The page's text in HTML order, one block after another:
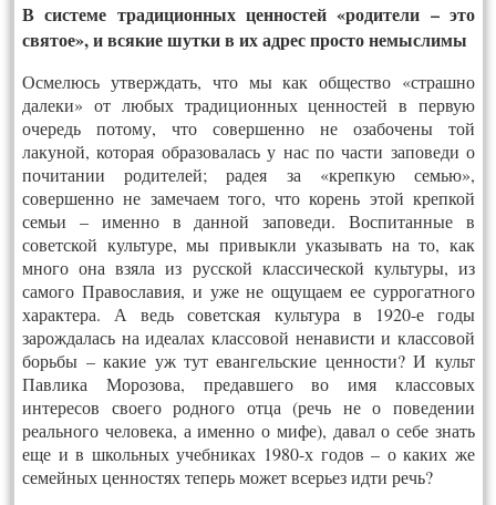
В системе традиционных ценностей «родители – это
святое», и всякие шутки в их адрес просто немыслимы
Осмелюсь утверждать, что мы как общество «страшно
далеки» от любых традиционных ценностей в первую
очередь потому, что совершенно не озабочены той
лакуной, которая образовалась у нас по части заповеди о
почитании родителей; радея за «крепкую семью»,
совершенно не замечаем того, что корень этой крепкой
семьи – именно в данной заповеди. Воспитанные в
советской культуре, мы привыкли указывать на то, как
много она взяла из русской классической культуры, из
самого Православия, и уже не ощущаем ее суррогатного
характера. А ведь советская культура в 1920-е годы
зарождалась на идеалах классовой ненависти и классовой
борьбы – какие уж тут евангельские ценности? И культ
Павлика Морозова, предавшего во имя классовых
интересов своего родного отца (речь не о поведении
реального человека, а именно о мифе), давал о себе знать
еще и в школьных учебниках 1980-х годов – о каких же
семейных ценностях теперь может всерьез идти речь?